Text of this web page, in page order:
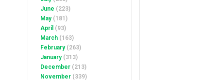
June (223)
May(181)
April (93)
March (163)
February(263)
January(313)
December (213)
November (339)